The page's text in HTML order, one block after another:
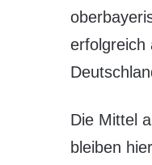
erfolgreich
Die Mittel
bleiben